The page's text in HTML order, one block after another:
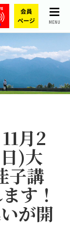
MENU
月2
)大
子講
す！
が開